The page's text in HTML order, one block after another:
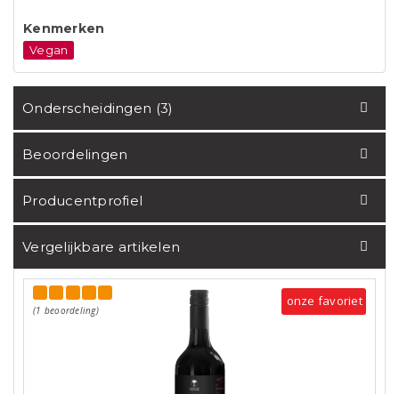
Kenmerken
Vegan
Onderscheidingen (3)
Beoordelingen
Producentprofiel
Vergelijkbare artikelen
(1 beoordeling)
onze favoriet